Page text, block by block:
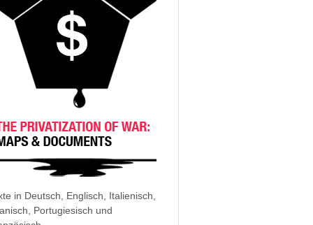
in Deutsch, Englisch, Italienisch,
Portugiesisch und